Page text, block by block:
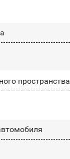
пространства